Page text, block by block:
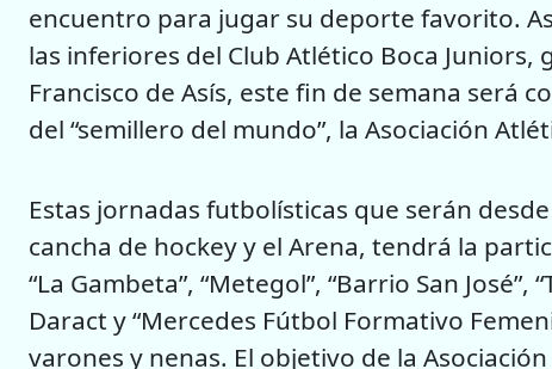
encuentro para jugar su deporte favorito.
las inferiores del Club Atlético Boca Juniors,
Francisco de Asís, este fin de semana será
del “semillero del mundo”, la Asociación
Estas jornadas futbolísticas que serán
cancha de hockey y el Arena, tendrá la
“La Gambeta”, “Metegol”, “Barrio San José”,
Daract y “Mercedes Fútbol Formativo
varones y nenas. El objetivo de la